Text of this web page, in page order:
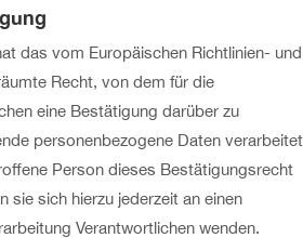
das vom Europäischen Richtlinien- und
Recht, von dem für die
eine Bestätigung darüber zu
personenbezogene Daten verarbeitet
Person dieses Bestätigungsrecht
sie sich hierzu jederzeit an einen
Verantwortlichen wenden.